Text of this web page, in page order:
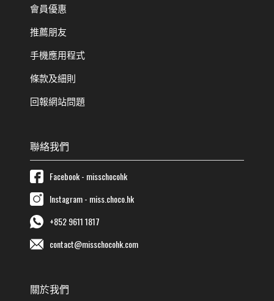
會員優惠
推薦朋友
手機應用程式
條款及細則
回報網站問題
聯絡我們
Facebook - misschocohk
Instagram - miss.choco.hk
+852 9611 1817
contact@misschocohk.com
關於我們